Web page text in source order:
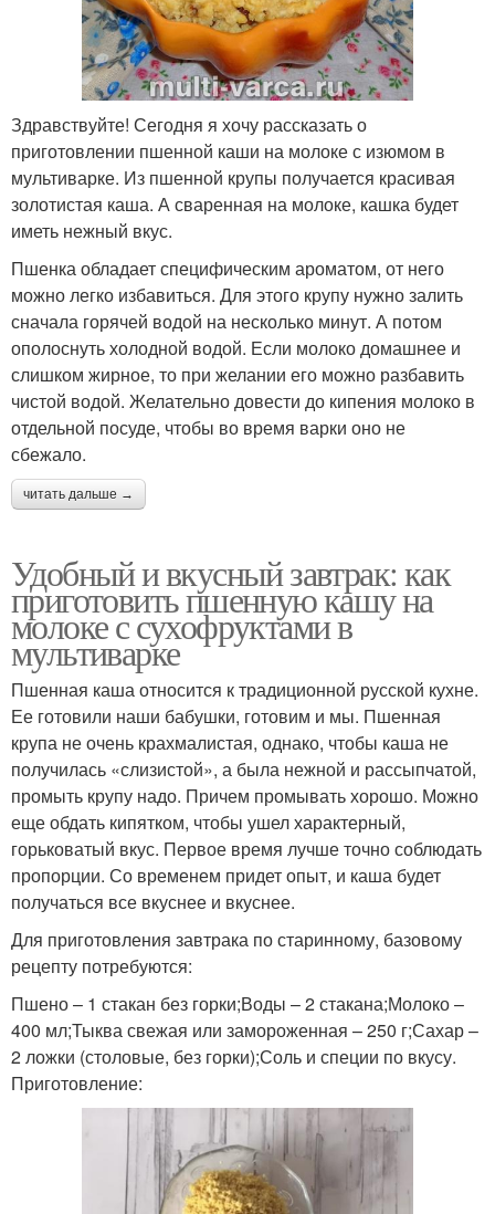
Здравствуйте! Сегодня я хочу рассказать о
приготовлении пшенной каши на молоке с изюмом в
мультиварке. Из пшенной крупы получается красивая
золотистая каша. А сваренная на молоке, кашка будет
иметь нежный вкус.
Пшенка обладает специфическим ароматом, от него
можно легко избавиться. Для этого крупу нужно залить
сначала горячей водой на несколько минут. А потом
ополоснуть холодной водой. Если молоко домашнее и
слишком жирное, то при желании его можно разбавить
чистой водой. Желательно довести до кипения молоко в
отдельной посуде, чтобы во время варки оно не
сбежало.
читать дальше →
Удобный и вкусный завтрак: как
приготовить пшенную кашу на
молоке с сухофруктами в
мультиварке
Пшенная каша относится к традиционной русской кухне.
Ее готовили наши бабушки, готовим и мы. Пшенная
крупа не очень крахмалистая, однако, чтобы каша не
получилась «слизистой», а была нежной и рассыпчатой,
промыть крупу надо. Причем промывать хорошо. Можно
еще обдать кипятком, чтобы ушел характерный,
горьковатый вкус. Первое время лучше точно соблюдать
пропорции. Со временем придет опыт, и каша будет
получаться все вкуснее и вкуснее.
Для приготовления завтрака по старинному, базовому
рецепту потребуются:
Пшено – 1 стакан без горки;Воды – 2 стакана;Молоко –
400 мл;Тыква свежая или замороженная – 250 г;Сахар –
2 ложки (столовые, без горки);Соль и специи по вкусу.
Приготовление: